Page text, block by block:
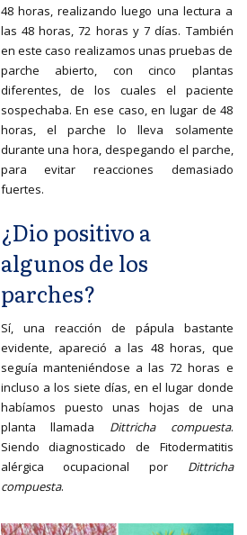
48 horas, realizando luego una lectura a
las 48 horas, 72 horas y 7 días. También
en este caso realizamos unas pruebas de
parche abierto, con cinco plantas
diferentes, de los cuales el paciente
sospechaba. En ese caso, en lugar de 48
horas, el parche lo lleva solamente
durante una hora, despegando el parche,
para evitar reacciones demasiado
fuertes.
¿Dio positivo a
algunos de los
parches?
Sí, una reacción de pápula bastante
evidente, apareció a las 48 horas, que
seguía manteniéndose a las 72 horas e
incluso a los siete días, en el lugar donde
habíamos puesto unas hojas de una
planta llamada Dittricha compuesta.
Siendo diagnosticado de Fitodermatitis
alérgica ocupacional por Dittricha
compuesta.